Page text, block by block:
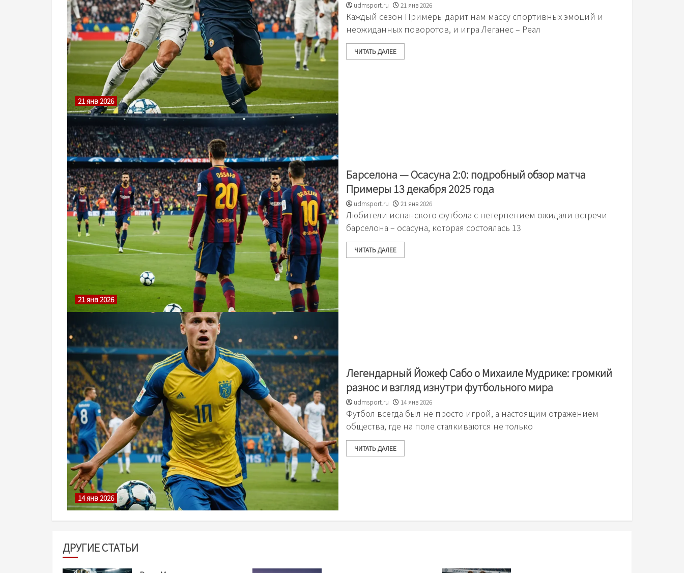
21 янв 2026
udmsport.ru 21 янв 2026
Каждый сезон Примеры дарит нам массу спортивных эмоций и
неожиданных поворотов, и игра Леганес – Реал
ЧИТАТЬ ДАЛЕЕ
21 янв 2026
Барселона — Осасуна 2:0: подробный обзор матча
Примеры 13 декабря 2025 года
udmsport.ru 21 янв 2026
Любители испанского футбола с нетерпением ожидали встречи
барселона – осасуна, которая состоялась 13
ЧИТАТЬ ДАЛЕЕ
14 янв 2026
Легендарный Йожеф Сабо о Михаиле Мудрике: громкий
разнос и взгляд изнутри футбольного мира
udmsport.ru 14 янв 2026
Футбол всегда был не просто игрой, а настоящим отражением
общества, где на поле сталкиваются не только
ЧИТАТЬ ДАЛЕЕ
ДРУГИЕ СТАТЬИ